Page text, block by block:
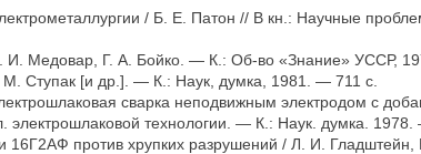
/ Б. Е. Патон // В кн.: Научные
И. Медовар, Г. А. Бойко. — К.: Об-во «Знание» УССР,
Ступак [и др.]. — К.: Наук, думка, 1981. — 711 с.
сварка неподвижным электродом с
технологии. — К.: Наук. думка. 1978.
16Г2АФ против хрупких разрушений / Л. И.